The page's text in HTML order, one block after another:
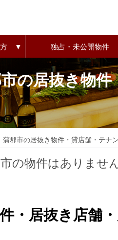
方 ▼ 独占・未公開物件
の居抜き物
蒲郡市の居抜き物件・貸店舗・テナ
の物件はありませ
・居抜き店舗